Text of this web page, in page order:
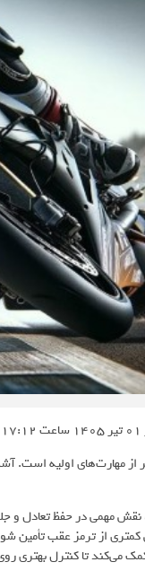
01 تیر 1405 ساعت 17:12
می‌کند تا کنترل بهتری